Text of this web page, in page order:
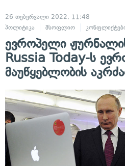
26 თებერვალი 2022, 11:48
პოლიტიკა
მსოფლიო
ევროპელი
Russia Today-ს
მაუწყებლობის